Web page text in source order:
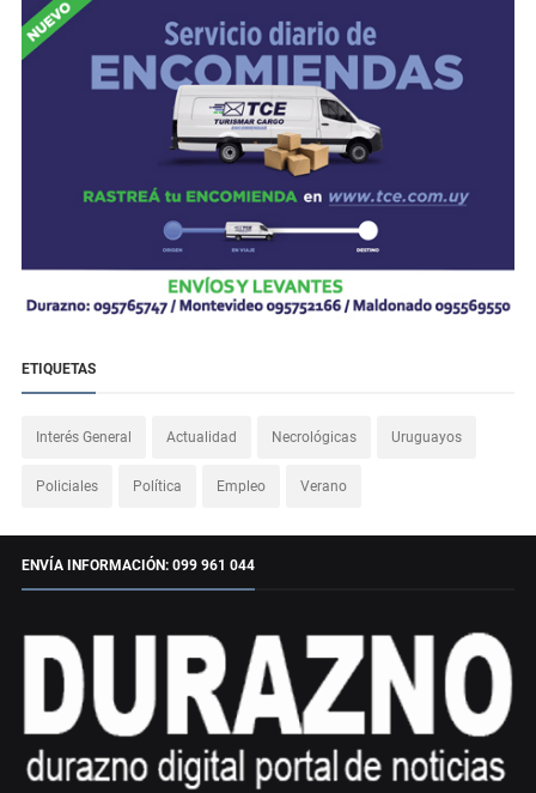
ETIQUETAS
Interés General Actualidad Necrológicas Uruguayos
Policiales Política Empleo Verano
ENVÍA INFORMACIÓN: 099 961 044